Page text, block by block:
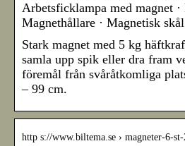
Arbetsficklampa med magnet ·
Magnethållare · Magnetisk
Stark magnet med 5 kg
samla upp spik eller dra fram
föremål från svåråtkomliga
– 99 cm.
http s://www.biltema.se › magneter-6-